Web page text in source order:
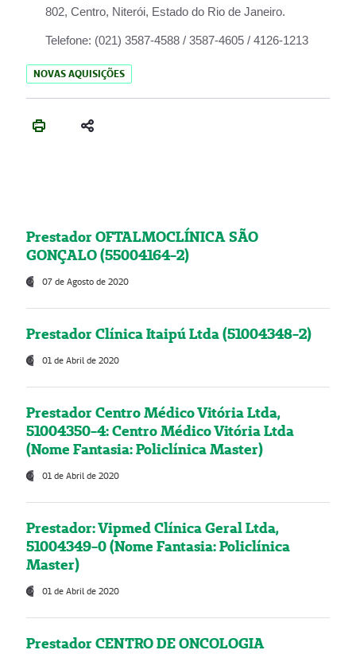
802, Centro, Niterói, Estado do Rio de Janeiro.
Telefone: (021) 3587-4588 / 3587-4605 / 4126-1213
NOVAS AQUISIÇÕES
Prestador OFTALMOCLÍNICA SÃO
GONÇALO (55004164-2)
07 de Agosto de 2020
Prestador Clínica Itaipú Ltda (51004348-2)
01 de Abril de 2020
Prestador Centro Médico Vitória Ltda,
51004350-4: Centro Médico Vitória Ltda
(Nome Fantasia: Policlínica Master)
01 de Abril de 2020
Prestador: Vipmed Clínica Geral Ltda,
51004349-0 (Nome Fantasia: Policlínica
Master)
01 de Abril de 2020
Prestador CENTRO DE ONCOLOGIA